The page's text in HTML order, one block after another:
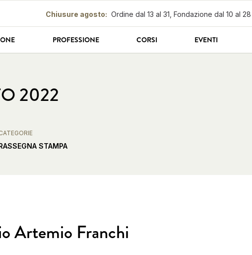
Chiusure agosto: Ordine dal 13 al 31, Fondazione dal 10 al 28
PROFESSIONE CORSI EVENTI
2022
STAMPA
Artemio Franchi